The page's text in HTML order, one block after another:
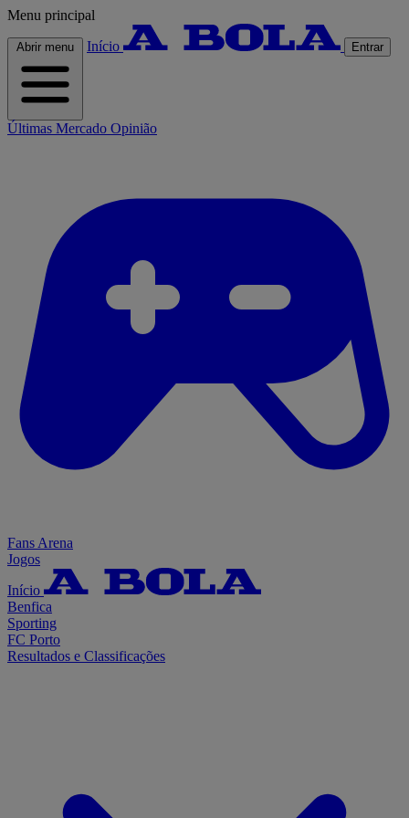
Menu principal
Abrir menu Início Entrar
Últimas Mercado Opinião
Fans Arena
Jogos
Início
Benfica
Sporting
FC Porto
Resultados e Classificações